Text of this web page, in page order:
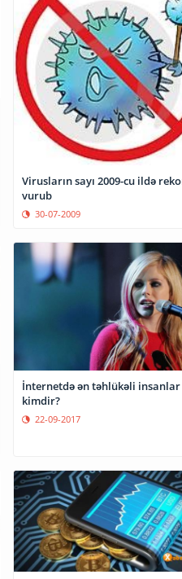
Virusların sayı 2009-cu ildə rekord
vurub
30-07-2009
İnternetdə ən təhlükəli insanlar
kimdir?
22-09-2017